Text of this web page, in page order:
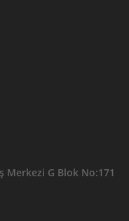
Merkezi G Blok No:171